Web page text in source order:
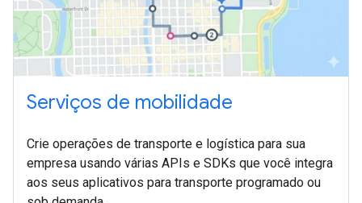
Serviços de mobilidade
Crie operações de transporte e logística para sua
empresa usando várias APIs e SDKs que você integra
aos seus aplicativos para transporte programado ou